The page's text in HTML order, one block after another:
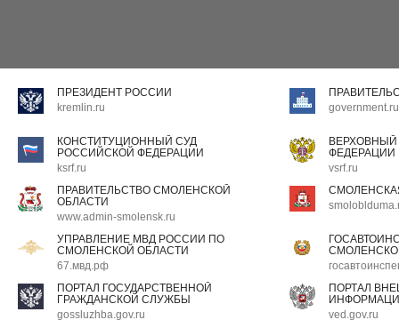
ПРЕЗИДЕНТ РОССИИ
kremlin.ru
government.ru
КОНСТИТУЦИОННЫЙ СУД
РОССИЙСКОЙ ФЕДЕРАЦИИ
ksrf.ru
ФЕДЕРАЦИИ
vsrf.ru
ПРАВИТЕЛЬСТВО СМОЛЕНСКОЙ
ОБЛАСТИ
www.admin-smolensk.ru
УПРАВЛЕНИЕ МВД РОССИИ ПО
СМОЛЕНСКОЙ ОБЛАСТИ
67.мвд.рф
ПОРТАЛ ГОСУДАРСТВЕННОЙ
ГРАЖДАНСКОЙ СЛУЖБЫ
gossluzhba.gov.ru
ПОРТАЛ
ved.gov.ru